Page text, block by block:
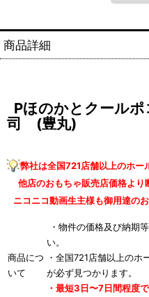
商品詳細
Pほのかとクール
司 (豊丸)
弊社は全国721店舗以上のホー
他店のおもちゃ販売店価格よ
ニコニコ動画生主様も御用達の
商品につ
いて
・物件の価格及び納期
い。
・全国721店舗以上のホ
が必ず見つかります。
・最短3日〜7日間程度